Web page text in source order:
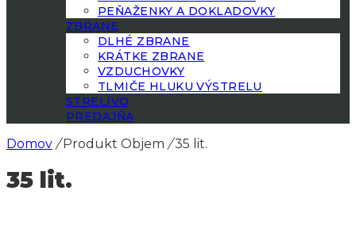
PEŇAŽENKY A DOKLADOVKY
ZBRANE
DLHÉ ZBRANE
KRÁTKE ZBRANE
VZDUCHOVKY
TLMIČE HLUKU VÝSTRELU
STRELIVO
PREDAJŇA
Domov /Produkt Objem /35 lit.
35 lit.